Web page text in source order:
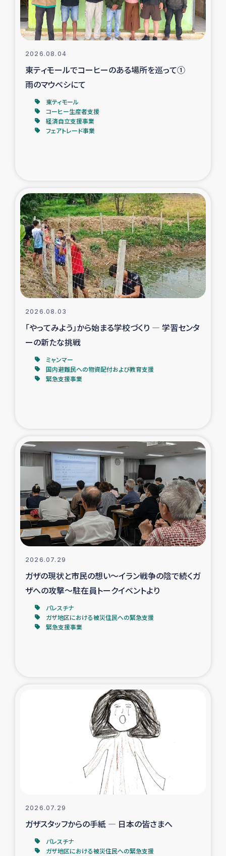
民際教育事業
ガザ人道支援
令和6年能登半島地震 緊急支援
国内避難民への物資配付および教育支援
漁民によるマングローブ植林活動
レバノンでのシリア難民への食糧・越冬支援
レバノンにおける緊急支援
レバノンでのシリア難民への教育支援事業
レバノンでのシリア難民・レバノン人への農業支援
海外ルーツの市民との共生
神原ゼミxパルシック
仮設住宅生活支援・農業復興支援
漁業復興支援
インターン・ボランティア日誌
経済自立支援事業
ガザ空爆被災者への食料支援と農家生産支援
ガザ地区における羊の畜産支援
ガザ地区酪農を通した女性グループの生計支援
ふりかけ普及と食生活改善による栄養改善事業
フェアトレード事業
緊急支援事業
女性の生計向上を通じた子どもの栄養改善事業
民際教育
食べる
2026.08.04
東ティモールでコーヒーのある場所を巡って①
雨のマウベシにて
東ティモール
コーヒー生産者支援
経済自立支援事業
フェアトレード事業
2026.08.03
「やってみよう」から始まる学校づくり ― 学習センタ
ーの新たな挑戦
ミャンマー
国内避難民への物資配付および教育支援
緊急支援事業
2026.07.29
ガザの現状と市民の想い～イラン戦争の陰で続くガ
ザへの攻撃～駐在員トークイベントより
パレスチナ
ガザ地区における被災住民への緊急支援
緊急支援事業
2026.07.29
ガザスタッフからの手紙 ― 日本の皆さまへ
パレスチナ
ガザ地区における被災住民への緊急支援